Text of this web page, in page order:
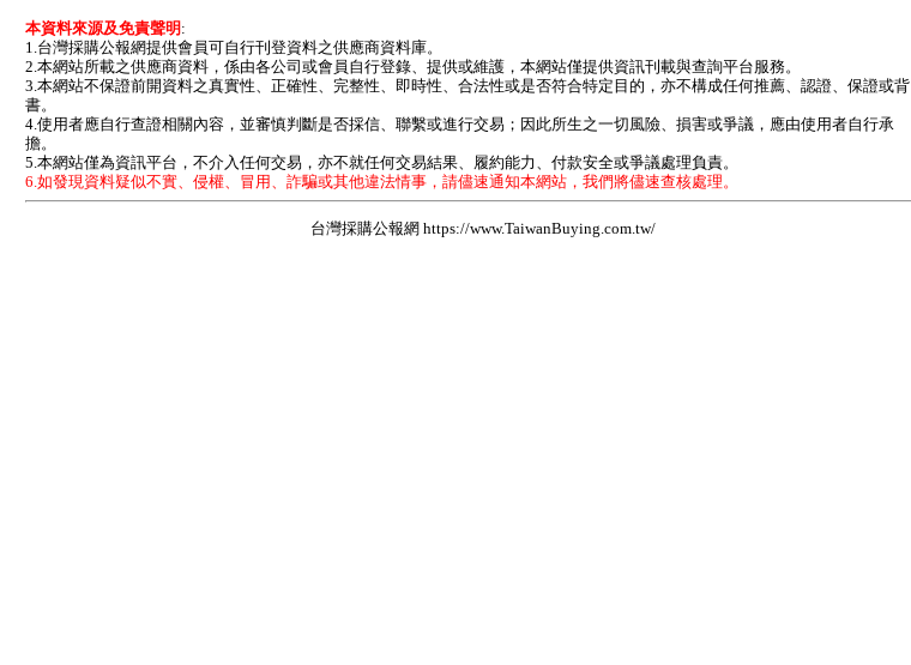
本資料來源及免責聲明 :
1.台灣採購公報網提供會員可自行刊登資料之供應商資料庫。
2.本網站所載之供應商資料，係由各公司或會員自行登錄、提供或維護，本網站僅提供資訊刊載與查詢平台服務。
3.本網站不保證前開資料之真實性、正確性、完整性、即時性、合法性或是否符合特定目的，亦不構成任何推薦、認證、保證或背
書。
4.使用者應自行查證相關內容，並審慎判斷是否採信、聯繫或進行交易；因此所生之一切風險、損害或爭議，應由使用者自行承
擔。
5.本網站僅為資訊平台，不介入任何交易，亦不就任何交易結果、履約能力、付款安全或爭議處理負責。
6.如發現資料疑似不實、侵權、冒用、詐騙或其他違法情事，請儘速通知本網站，我們將儘速查核處理。
台灣採購公報網 https://www.TaiwanBuying.com.tw/